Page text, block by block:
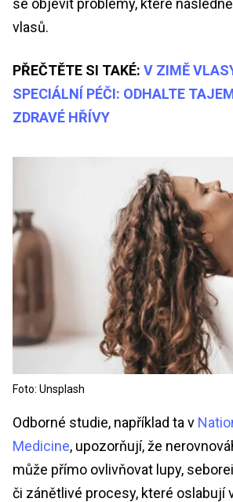
se objevit problémy, které
vlasů.
PŘEČTĚTE SI TAKÉ: V ZIMĚ
SPECIÁLNÍ PÉČI: ODHALTE
ZDRAVÉ HŘÍVY
Foto: Unsplash
Odborné studie, například ta v
Medicine, upozorňují, že
může přímo ovlivňovat lupy,
či zánětlivé procesy, které oslabují